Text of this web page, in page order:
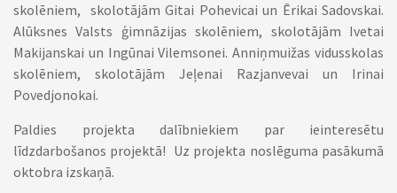
skolēniem, skolotājām Gitai Pohevicai un Ērikai Sadovskai.
Alūksnes Valsts ģimnāzijas skolēniem, skolotājām Ivetai
Makijanskai un Ingūnai Vilemsonei. Anniņmuižas vidusskolas
skolēniem, skolotājām Jeļenai Razjanvevai un Irinai
Povedjonokai.
Paldies projekta dalībniekiem par ieinteresētu
līdzdarbošanos projektā! Uz projekta noslēguma pasākumā
oktobra izskaņā.